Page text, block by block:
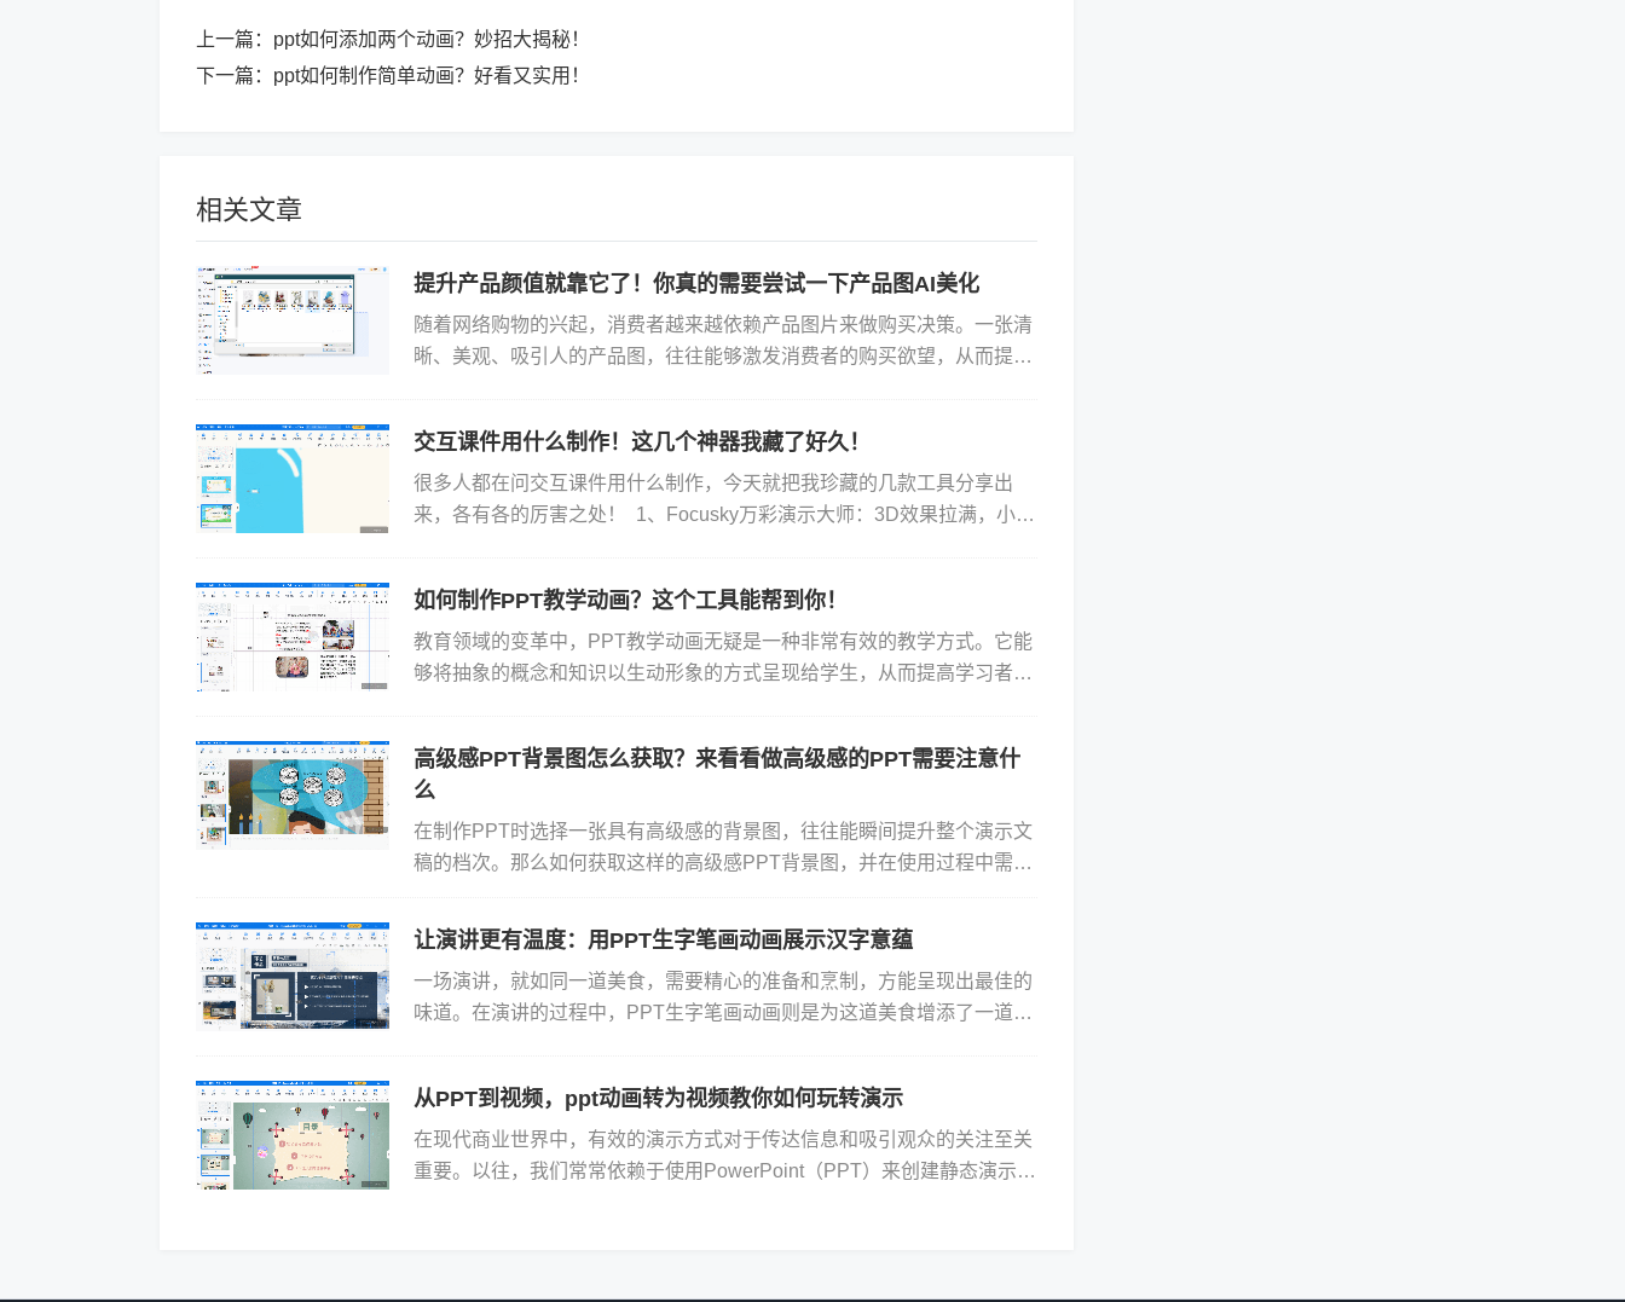
上一篇： ppt如何添加两个动画？妙招大揭秘！
下一篇： ppt如何制作简单动画？好看又实用！
相关文章
提升产品颜值就靠它了！你真的需要尝试一下产品图AI美化
随着网络购物的兴起，消费者越来越依赖产品图片来做购买决策。一张清
晰、美观、吸引人的产品图，往往能够激发消费者的购买欲望，从而提升
交互课件用什么制作！这几个神器我藏了好久！
很多人都在问交互课件用什么制作，今天就把我珍藏的几款工具分享出
来，各有各的厉害之处！ 1、Focusky万彩演示大师：3D效果拉满，小白
如何制作PPT教学动画？这个工具能帮到你！
教育领域的变革中，PPT教学动画无疑是一种非常有效的教学方式。它能
够将抽象的概念和知识以生动形象的方式呈现给学生，从而提高学习者的
高级感PPT背景图怎么获取？来看看做高级感的PPT需要注意什
么
在制作PPT时选择一张具有高级感的背景图，往往能瞬间提升整个演示文
稿的档次。那么如何获取这样的高级感PPT背景图，并在使用过程中需要
站都...
让演讲更有温度：用PPT生字笔画动画展示汉字意蕴
一场演讲，就如同一道美食，需要精心的准备和烹制，方能呈现出最佳的
味道。在演讲的过程中，PPT生字笔画动画则是为这道美食增添了一道独
从PPT到视频，ppt动画转为视频教你如何玩转演示
在现代商业世界中，有效的演示方式对于传达信息和吸引观众的关注至关
重要。以往，我们常常依赖于使用PowerPoint（PPT）来创建静态演示文